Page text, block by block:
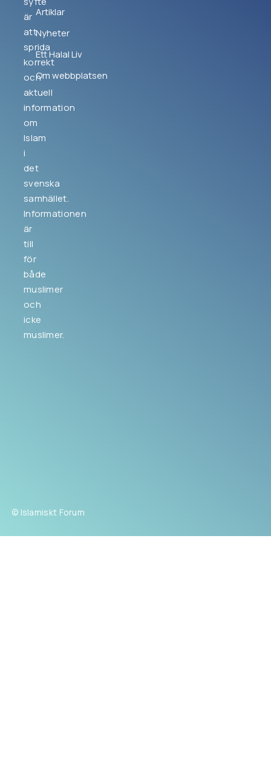
är
att
sprida
korrekt
och
aktuell
information
om
Islam
i
det
svenska
samhället.
Informationen
är
till
för
både
muslimer
och
icke
muslimer.
Artiklar
Nyheter
Ett Halal Liv
Om webbplatsen
© Islamiskt Forum